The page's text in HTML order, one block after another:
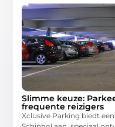
Slimme keuze:
frequente reizigers
Xclusive Parking biedt